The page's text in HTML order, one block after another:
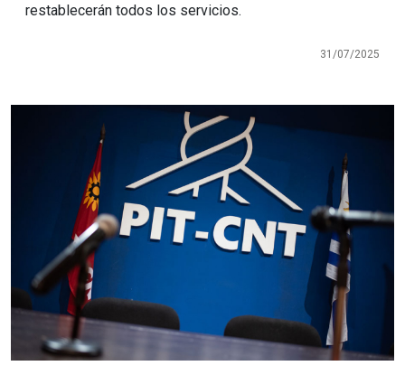
restablecerán todos los servicios.
31/07/2025